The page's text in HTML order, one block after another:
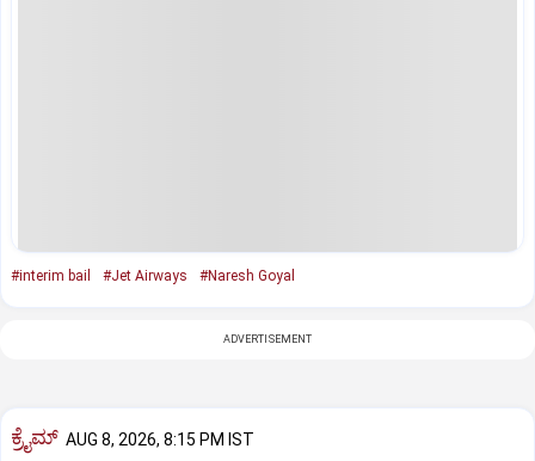
#interim bail #Jet Airways #Naresh Goyal
ADVERTISEMENT
ಕ್ರೈಮ್ AUG 8, 2026, 8:15 PM IST